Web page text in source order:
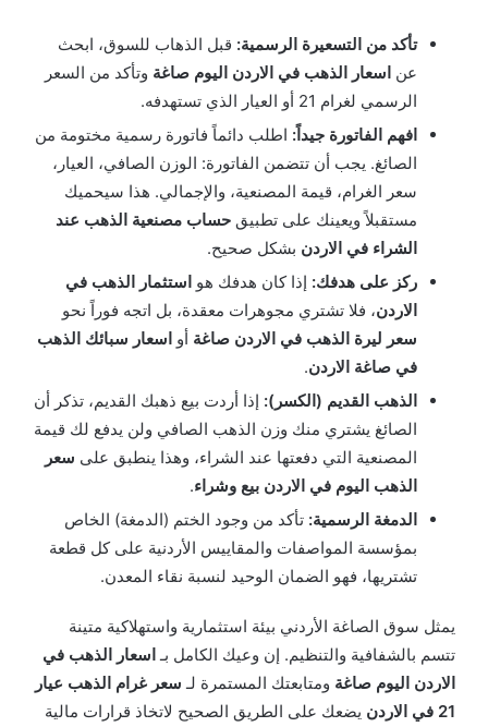
تأكد من التسعيرة الرسمية: قبل الذهاب للسوق، ابحث
عن اسعار الذهب في الاردن اليوم صاغة وتأكد من السعر
الرسمي لغرام 21 أو العيار الذي تستهدفه.
افهم الفاتورة جيداً: اطلب دائماً فاتورة رسمية مختومة من
الصائغ. يجب أن تتضمن الفاتورة: الوزن الصافي، العيار،
سعر الغرام، قيمة المصنعية، والإجمالي. هذا سيحميك
مستقبلاً ويعينك على تطبيق حساب مصنعية الذهب عند
الشراء في الاردن بشكل صحيح.
ركز على هدفك: إذا كان هدفك هو استثمار الذهب في
الاردن، فلا تشتري مجوهرات معقدة، بل اتجه فوراً نحو
سعر ليرة الذهب في الاردن صاغة أو اسعار سبائك الذهب
في صاغة الاردن.
الذهب القديم (الكسر): إذا أردت بيع ذهبك القديم، تذكر أن
الصائغ يشتري منك وزن الذهب الصافي ولن يدفع لك قيمة
المصنعية التي دفعتها عند الشراء، وهذا ينطبق على سعر
الذهب اليوم في الاردن بيع وشراء.
الدمغة الرسمية: تأكد من وجود الختم (الدمغة) الخاص
بمؤسسة المواصفات والمقاييس الأردنية على كل قطعة
تشتريها، فهو الضمان الوحيد لنسبة نقاء المعدن.
يمثل سوق الصاغة الأردني بيئة استثمارية واستهلاكية متينة
تتسم بالشفافية والتنظيم. إن وعيك الكامل بـ اسعار الذهب في
الاردن اليوم صاغة ومتابعتك المستمرة لـ سعر غرام الذهب عيار
21 في الاردن
يضعك على الطريق الصحيح لاتخاذ قرارات مالية